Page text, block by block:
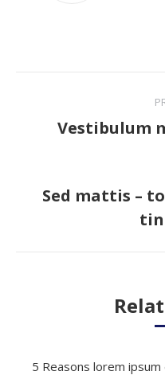
navigation
Vestibulum
Sed mattis –
5 Reasons lorem